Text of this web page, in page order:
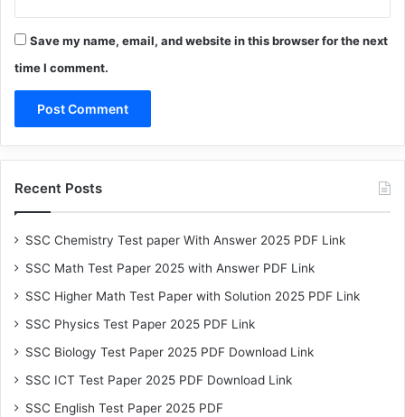
Save my name, email, and website in this browser for the next
time I comment.
Recent Posts
SSC Chemistry Test paper With Answer 2025 PDF Link
SSC Math Test Paper 2025 with Answer PDF Link
SSC Higher Math Test Paper with Solution 2025 PDF Link
SSC Physics Test Paper 2025 PDF Link
SSC Biology Test Paper 2025 PDF Download Link
SSC ICT Test Paper 2025 PDF Download Link
SSC English Test Paper 2025 PDF